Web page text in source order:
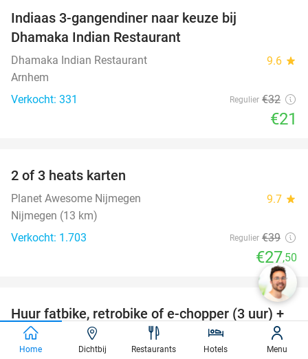
Indiaas 3-gangendiner naar keuze bij
Dhamaka Indian Restaurant
Dhamaka Indian Restaurant 9.6 star
Arnhem
Verkocht: 331
Regulier €32
€21
2 of 3 heats karten
Planet Awesome Nijmegen 9.7 star
Nijmegen (13 km)
Verkocht: 1.703
Regulier €39
€27,50
35%
favorite_border
Huur fatbike, retrobike of e-chopper (3 uur) +
route
Hill´s Groepsuitje Bergharen star
Home Dichtbij Restaurants Hotels Menu